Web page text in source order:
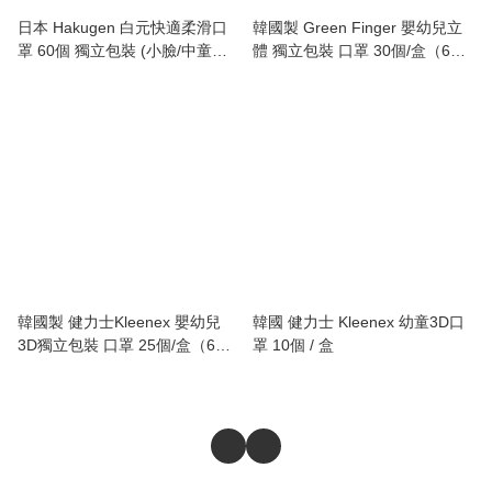
日本 Hakugen 白元快適柔滑口
罩 60個 獨立包裝 (小臉/中童尺
韓國製 Green Finger 嬰幼兒立
體 獨立包裝 口罩 30個/盒（6個
韓國製 健力士Kleenex 嬰幼兒
3D獨立包裝 口罩 25個/盒（6個
韓國 健力士 Kleenex 幼童3D口
罩 10個 / 盒